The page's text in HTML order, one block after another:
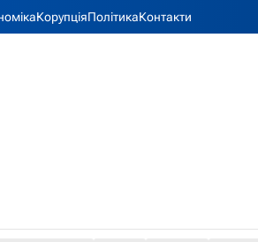
КорупціяПолітикаКонтакти